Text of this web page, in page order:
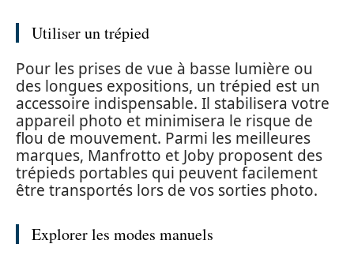
Utiliser un trépied
Pour les prises de vue à basse lumière ou
des longues expositions, un trépied est un
accessoire indispensable. Il stabilisera votre
appareil photo et minimisera le risque de
flou de mouvement. Parmi les meilleures
marques, Manfrotto et Joby proposent des
trépieds portables qui peuvent facilement
être transportés lors de vos sorties photo.
Explorer les modes manuels